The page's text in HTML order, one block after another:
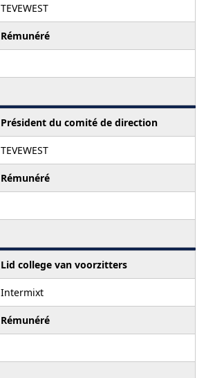
TEVEWEST
Rémunéré
Président du comité de direction
TEVEWEST
Rémunéré
Lid college van voorzitters
Intermixt
Rémunéré